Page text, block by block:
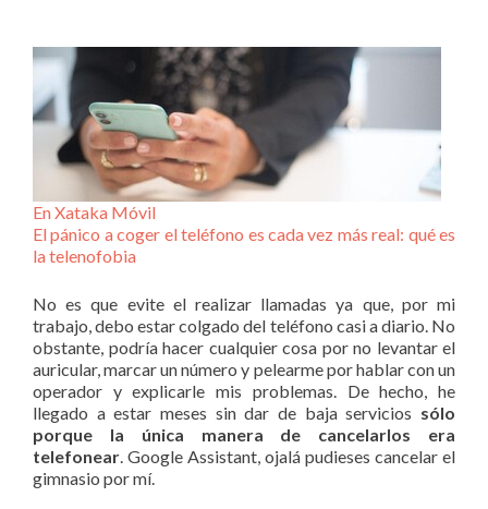
En Xataka Móvil
El pánico a coger el teléfono es cada vez más real: qué es
la telenofobia
No es que evite el realizar llamadas ya que, por mi
trabajo, debo estar colgado del teléfono casi a diario. No
obstante, podría hacer cualquier cosa por no levantar el
auricular, marcar un número y pelearme por hablar con un
operador y explicarle mis problemas. De hecho, he
llegado a estar meses sin dar de baja servicios sólo
porque la única manera de cancelarlos era
telefonear. Google Assistant, ojalá pudieses cancelar el
gimnasio por mí.